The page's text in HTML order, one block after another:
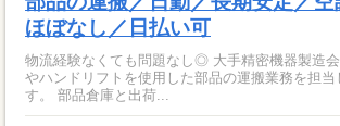
ほぼなし／日払い可
物流経験なくても問題なし◎ 大手精密機器製造会社にて、カゴ台車
やハンドリフトを使用した部品の運搬業務を担当
す。 部品倉庫と出荷...